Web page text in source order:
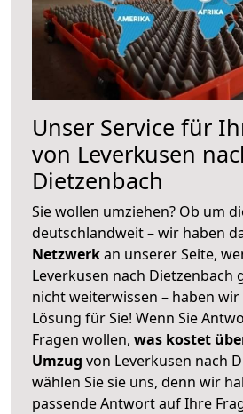
Unser Service für
von Leverkusen
Dietzenbach
Sie wollen umziehen? Ob um
deutschlandweit – wir haben
Netzwerkan unserer Seite,
Leverkusen nach Dietzenbach
nicht weiterwissen – haben
Lösung für Sie! Wenn Sie
Fragen wollen, was kostet
Umzug von Leverkusen nach
wählen Sie sie uns, denn wir
passende Antwort auf Ihre